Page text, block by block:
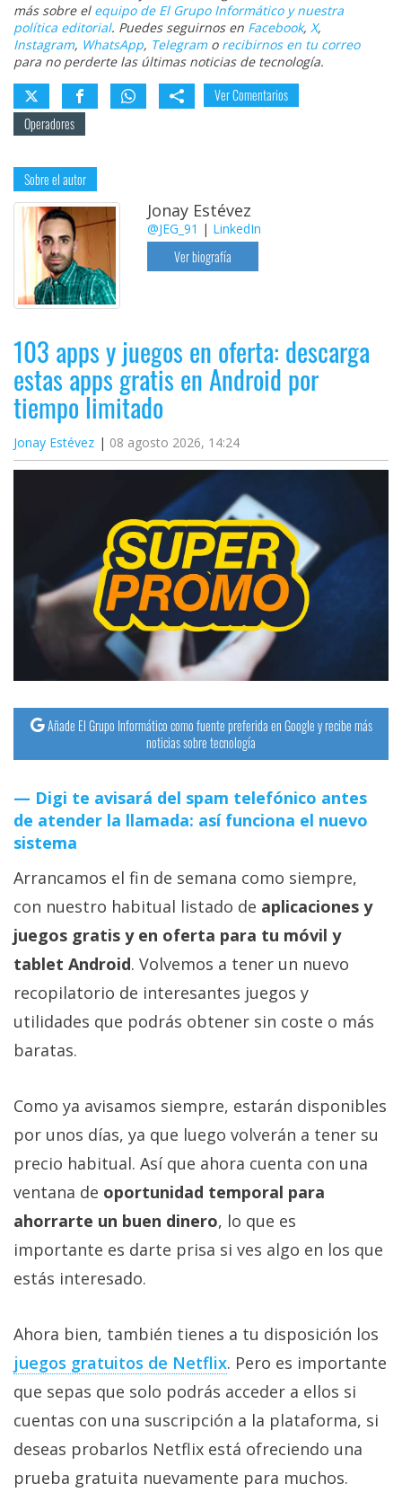
más sobre el equipo de El Grupo Informático y nuestra
política editorial. Puedes seguirnos en Facebook, X,
Instagram, WhatsApp, Telegramo recibirnos en tu correo
para no perderte las últimas noticias de tecnología.
Ver Comentarios
Operadores
Sobre el autor
Jonay Estévez
@JEG_91 | LinkedIn
Ver biografía
103 apps y juegos en oferta: descarga
estas apps gratis en Android por
tiempo limitado
Jonay Estévez 08 agosto 2026, 14:24
Añade El Grupo Informático como fuente preferida en Google y recibe más
noticias sobre tecnología
Digi te avisará del spam telefónico antes
de atender la llamada: así funciona el nuevo
sistema
Arrancamos el fin de semana como siempre,
con nuestro habitual listado de aplicaciones y
juegos gratis y en oferta para tu móvil y
tablet Android. Volvemos a tener un nuevo
recopilatorio de interesantes juegos y
utilidades que podrás obtener sin coste o más
baratas.
Como ya avisamos siempre, estarán disponibles
por unos días, ya que luego volverán a tener su
precio habitual. Así que ahora cuenta con una
ventana de oportunidad temporal para
ahorrarte un buen dinero, lo que es
importante es darte prisa si ves algo en los que
estás interesado.
Ahora bien, también tienes a tu disposición los
juegos gratuitos de Netflix‎. Pero es importante
que sepas que solo podrás acceder a ellos si
cuentas con una suscripción a la plataforma, si
deseas probarlos Netflix está ofreciendo una
prueba gratuita nuevamente para muchos.